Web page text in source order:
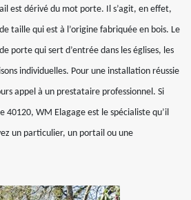
est dérivé du mot porte. Il s’agit, en effet,
taille qui est à l’origine fabriquée en bois. Le
porte qui sert d’entrée dans les églises, les
individuelles. Pour une installation réussie
appel à un prestataire professionnel. Si
40120, WM Elagage est le spécialiste qu’il
un particulier, un portail ou une